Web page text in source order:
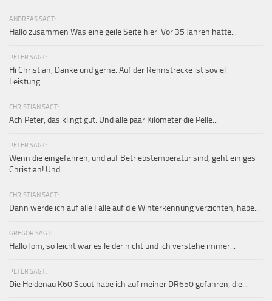
ANDREAS SAGT:
Hallo zusammen Was eine geile Seite hier. Vor 35 Jahren hatte...
PETER SAGT:
Hi Christian, Danke und gerne. Auf der Rennstrecke ist soviel
Leistung...
CHRISTIAN SAGT:
Ach Peter, das klingt gut. Und alle paar Kilometer die Pelle...
PETER SAGT:
Wenn die eingefahren, und auf Betriebstemperatur sind, geht einiges
Christian! Und...
CHRISTIAN SAGT:
Dann werde ich auf alle Fälle auf die Winterkennung verzichten, habe...
GREGOR SAGT:
HalloTom, so leicht war es leider nicht und ich verstehe immer...
PETER SAGT:
Die Heidenau K60 Scout habe ich auf meiner DR650 gefahren, die...